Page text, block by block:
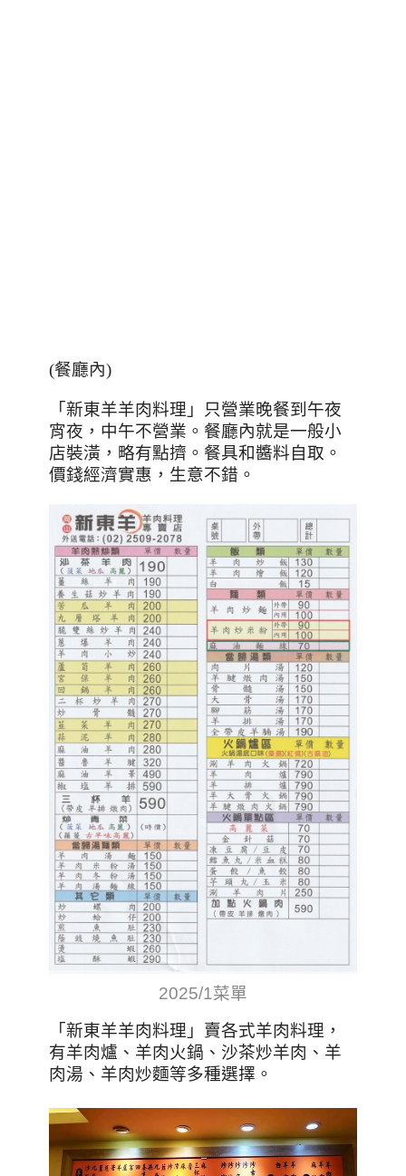
(餐廳內)
「新東羊羊肉料理」只營業晚餐到午夜
宵夜，中午不營業。餐廳內就是一般小
店裝潢，略有點擠。餐具和醬料自取。
價錢經濟實惠，生意不錯。
2025/1菜單
「新東羊羊肉料理」賣各式羊肉料理，
有羊肉爐、羊肉火鍋、沙茶炒羊肉、羊
肉湯、羊肉炒麵等多種選擇。